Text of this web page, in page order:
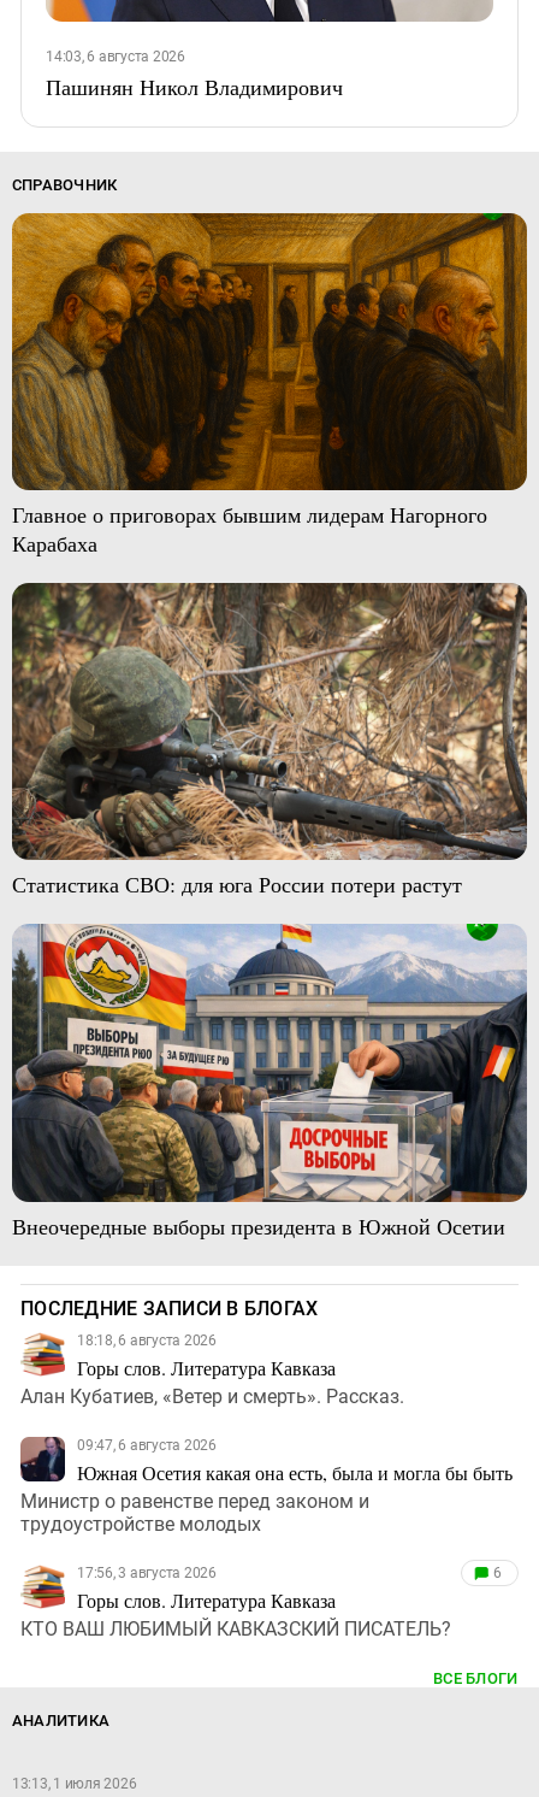
14:03, 6 августа 2026
Пашинян Никол Владимирович
СПРАВОЧНИК
Главное о приговорах бывшим лидерам Нагорного
Карабаха
Статистика СВО: для юга России потери растут
Внеочередные выборы президента в Южной Осетии
ПОСЛЕДНИЕ ЗАПИСИ В БЛОГАХ
18:18, 6 августа 2026
Горы слов. Литература Кавказа
Алан Кубатиев, «Ветер и смерть». Рассказ.
09:47, 6 августа 2026
Южная Осетия какая она есть, была и могла бы быть
Министр о равенстве перед законом и
трудоустройстве молодых
17:56, 3 августа 2026
Горы слов. Литература Кавказа
6
КТО ВАШ ЛЮБИМЫЙ КАВКАЗСКИЙ ПИСАТЕЛЬ?
ВСЕ БЛОГИ
АНАЛИТИКА
13:13, 1 июля 2026